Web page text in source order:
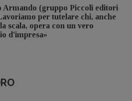
Armando (gruppo Piccoli editori
per tutelare chi, anche
scala, opera con un vero
d'impresa»